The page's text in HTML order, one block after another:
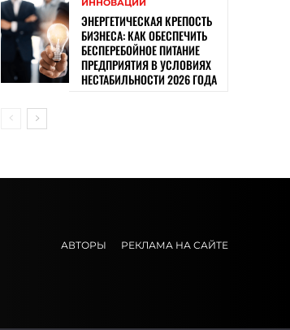
ИННОВАЦИИ
ЭНЕРГЕТИЧЕСКАЯ КРЕПОСТЬ
БИЗНЕСА: КАК ОБЕСПЕЧИТЬ
БЕСПЕРЕБОЙНОЕ ПИТАНИЕ
ПРЕДПРИЯТИЯ В УСЛОВИЯХ
НЕСТАБИЛЬНОСТИ 2026 ГОДА
АВТОРЫ РЕКЛАМА НА САЙТЕ